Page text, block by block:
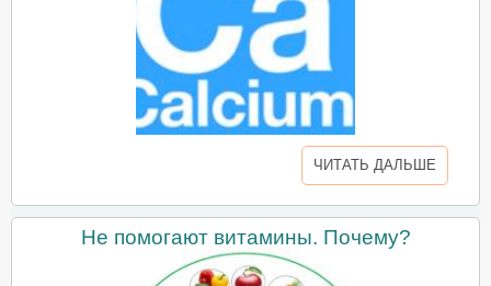
ЧИТАТЬ ДАЛЬШЕ
Не помогают витамины. Почему?